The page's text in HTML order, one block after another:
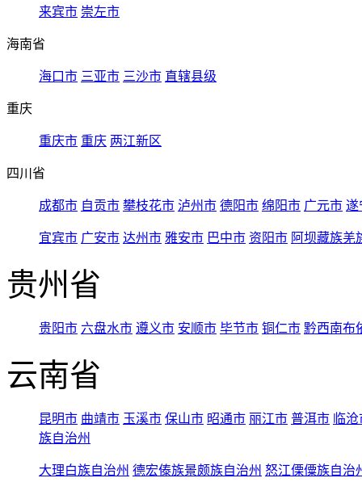
来宾市 崇左市
海南省
海口市 三亚市 三沙市 直辖县级
重庆
重庆市 重庆 两江新区
四川省
成都市 自贡市 攀枝花市 泸州市 德阳市 绵阳市 广元市 遂
宜宾市 广安市 达州市 雅安市 巴中市 资阳市 阿坝藏族羌
贵州省
贵阳市 六盘水市 遵义市 安顺市 毕节市 铜仁市 黔西南布
云南省
昆明市 曲靖市 玉溪市 保山市 昭通市 丽江市 普洱市 临
族自治州
大理白族自治州 德宏傣族景颇族自治州 怒江傈僳族自治